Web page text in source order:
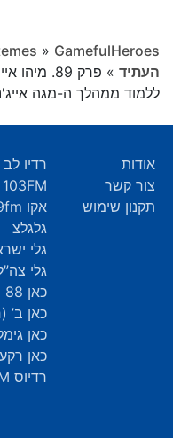
»
העתיד »
פרק 89.
ללמוד ממהלך ה-מגה
אודות
צור קשר
תקנון שימוש
רדיו
103FM ללא הפסקה
אקו 99fm
גלגלצ
גלי
גלי
כאן 88 (רדיו 88)
כאן ב’
כאן
כאן רקע REKA
רדיוס 100FM